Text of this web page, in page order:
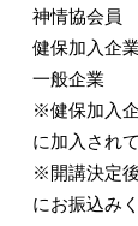
神情協会
健保加入企
一般企
※健保加入
に加入され
※開講決定
にお振込み